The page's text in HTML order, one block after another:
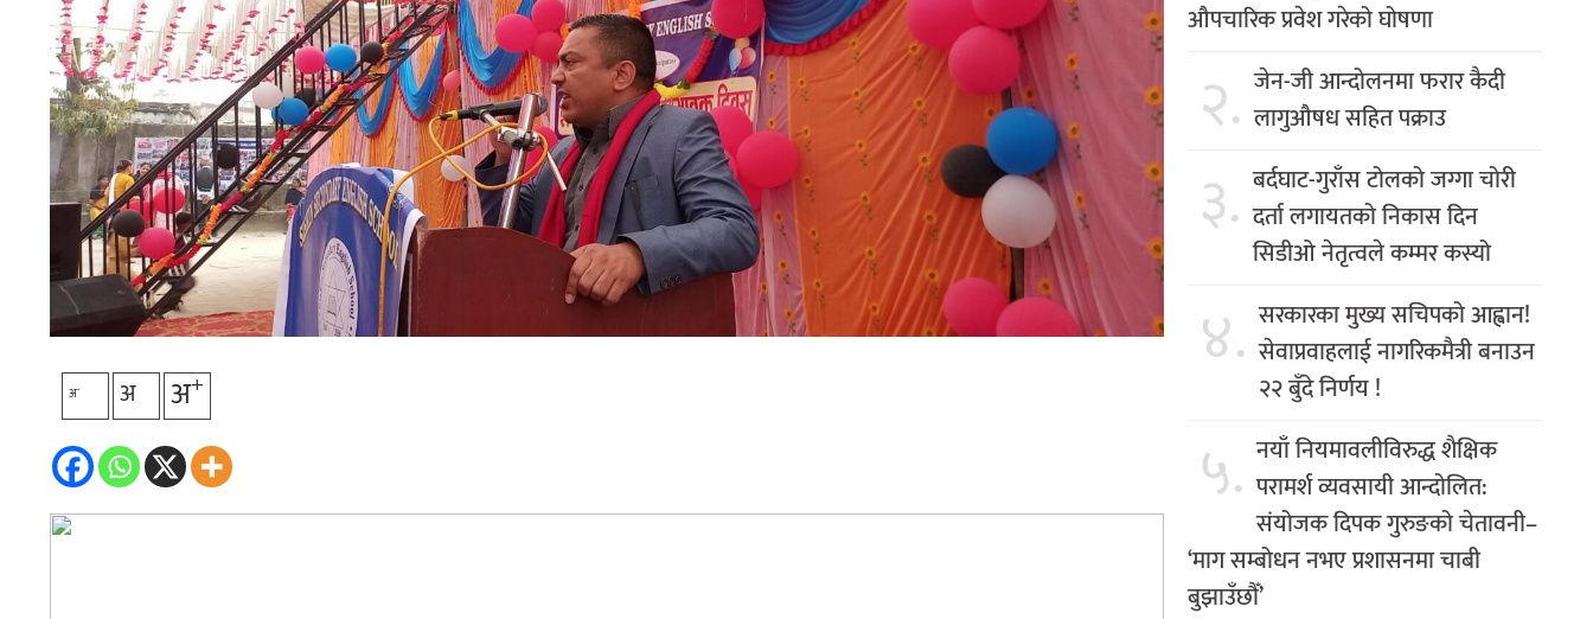
अ- अ अ+
औपचारिक प्रवेश गरेको घोषणा
२. जेन-जी आन्दोलनमा फरार कैदी
लागुऔषध सहित पक्राउ
३. बर्दघाट-गुराँस टोलको जग्गा चोरी
दर्ता लगायतको निकास दिन
सिडीओ नेतृत्वले कम्मर कस्यो
४. सरकारका मुख्य सचिपको आह्वान!
सेवाप्रवाहलाई नागरिकमैत्री बनाउन
२२ बुँदे निर्णय !
५. नयाँ नियमावलीविरुद्ध शैक्षिक
परामर्श व्यवसायी आन्दोलित:
संयोजक दिपक गुरुङको चेतावनी–
‘माग सम्बोधन नभए प्रशासनमा चाबी
बुझाउँछौँ’